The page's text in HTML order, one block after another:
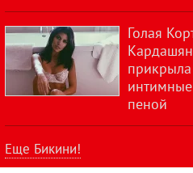
Голая
Кардашян
прикрыла
пеной
Еще Бикини!